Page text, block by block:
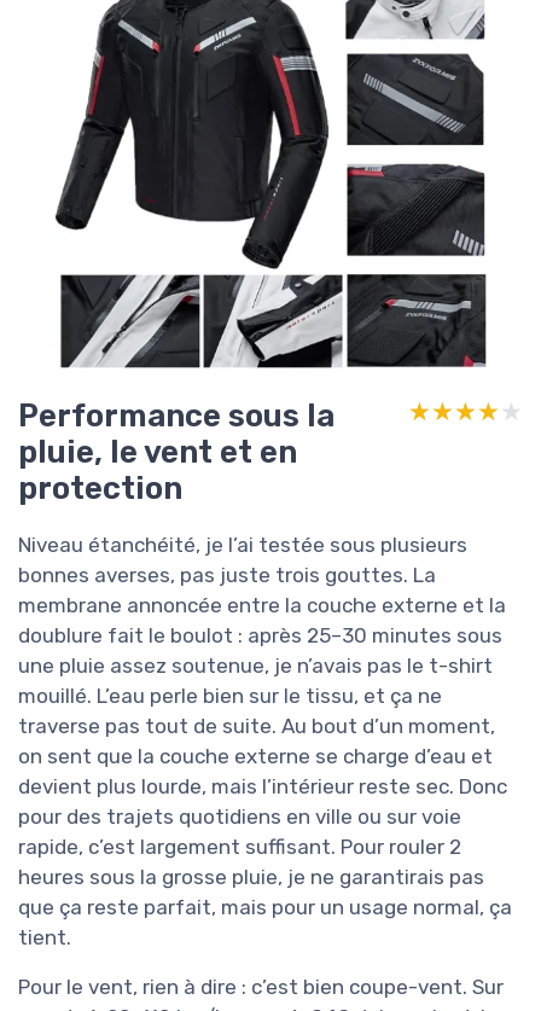
Performance sous la
pluie, le vent et en
protection
★★★★★
★★★★★
Niveau étanchéité, je l’ai testée sous plusieurs
bonnes averses, pas juste trois gouttes. La
membrane annoncée entre la couche externe et la
doublure fait le boulot : après 25–30 minutes sous
une pluie assez soutenue, je n’avais pas le t-shirt
mouillé. L’eau perle bien sur le tissu, et ça ne
traverse pas tout de suite. Au bout d’un moment,
on sent que la couche externe se charge d’eau et
devient plus lourde, mais l’intérieur reste sec. Donc
pour des trajets quotidiens en ville ou sur voie
rapide, c’est largement suffisant. Pour rouler 2
heures sous la grosse pluie, je ne garantirais pas
que ça reste parfait, mais pour un usage normal, ça
tient.
Pour le vent, rien à dire : c’est bien coupe-vent. Sur